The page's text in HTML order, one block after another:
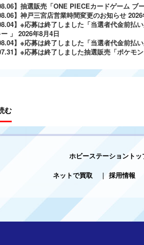
】抽選販売「ONE PIECEカードゲーム ブ
】神戸三宮店営業時間変更のお知らせ
】※応募は終了しました「当選者代金前
」 2026年8月4日
】※応募は終了しました「当選者代金前
】※応募は終了しました抽選販売「ポケ
む
ホビーステーショントッ
ネットで買取
| 採用情報